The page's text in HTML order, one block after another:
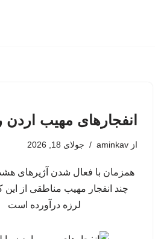
انفجارهای مهیب اردن
از aminkav جولای 18, 2026
همزمان با فعال شدن آژیرهای
چند انفجار مهیب مناطقی از این
لرزه درآورده است